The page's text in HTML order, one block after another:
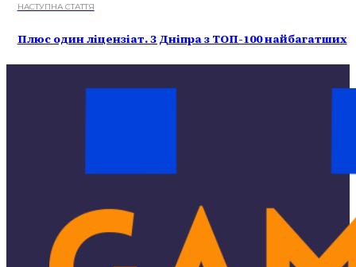
НАСТУПНА СТАТТЯ
Плюс один ліцензіат. З Дніпра з ТОП-100 найбагатших